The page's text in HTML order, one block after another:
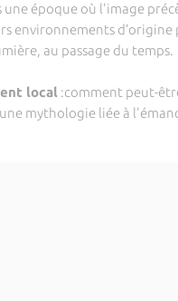
une époque où l'image
environnements
au passage du temps.
local :comment peut-
mythologie liée à